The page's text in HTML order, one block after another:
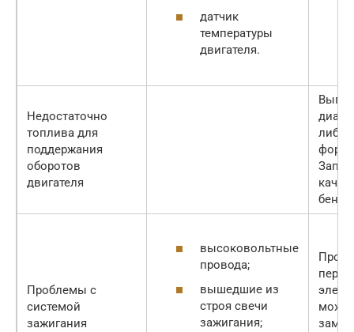
датчик
температуры
двигателя.
Недостаточно
топлива для
поддержания
оборотов
двигателя
либо
Проблемы с
системой
зажигания
высоковольтные
провода;
вышедшие из
строя свечи
зажигания;